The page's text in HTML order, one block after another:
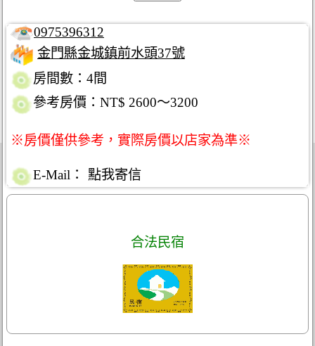
0975396312
金門縣金城鎮前水頭37號
房間數：4間
參考房價：NT$ 2600～3200
※房價僅供參考，實際房價以店家為準※
E-Mail： 點我寄信
合法民宿